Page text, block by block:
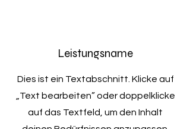
Leistungsname
Dies ist ein Textabschnitt. Klicke auf
„Text bearbeiten” oder doppelklicke
auf das Textfeld, um den Inhalt